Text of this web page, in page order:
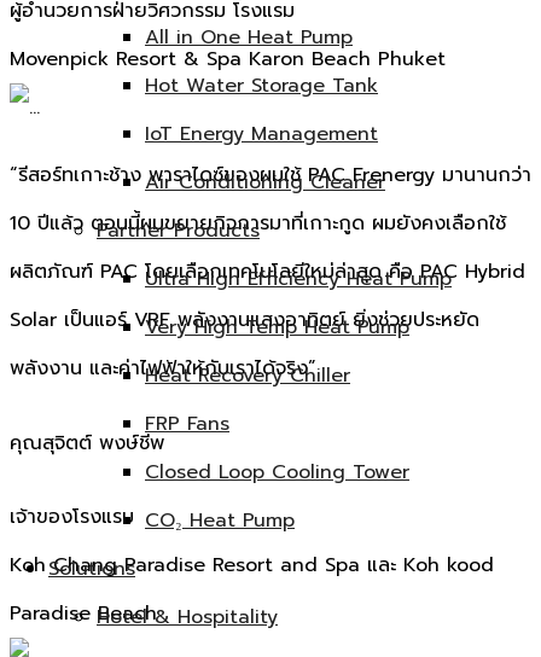
All in One Heat Pump
Hot Water Storage Tank
IoT Energy Management
Air Conditioning Cleaner
Partner Products
Ultra High Efficiency Heat Pump
Very High Temp Heat Pump
Heat Recovery Chiller
FRP Fans
Closed Loop Cooling Tower
CO₂ Heat Pump
Solutions
Hotel & Hospitality
ผู้อำนวยการฝ่ายวิศวกรรม โรงแรม
Movenpick Resort & Spa Karon Beach Phuket
“รีสอร์ทเกาะช้าง พาราไดซ์ของผมใช้ PAC Frenergy มานานกว่า
10 ปีแล้ว ตอนนี้ผมขยายกิจการมาที่เกาะกูด ผมยังคงเลือกใช้
ผลิตภัณฑ์ PAC โดยเลือกเทคโนโลยีใหม่ล่าสุด คือ PAC Hybrid
Solar เป็นแอร์ VRF พลังงานแสงอาทิตย์ ยิ่งช่วยประหยัด
พลังงาน และค่าไฟฟ้าให้กับเราได้จริง”
คุณสุจิตต์ พงษ์ชีพ
เจ้าของโรงแรม
Koh Chang Paradise Resort and Spa และ Koh kood
Paradise Beach